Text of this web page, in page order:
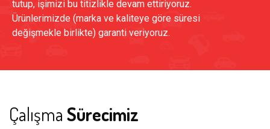
tutup, işimizi bu titizlikle devam ettiriyoruz.
Ürünlerimizde (marka ve kaliteye göre süresi
değişmekle birlikte) garanti veriyoruz.
Çalışma Sürecimiz